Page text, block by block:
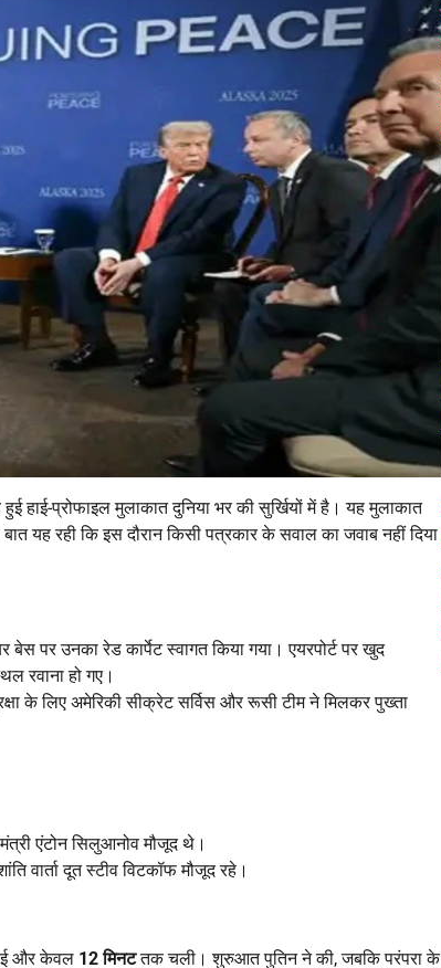
हाई-प्रोफाइल मुलाकात दुनिया भर की सुर्खियों में है। यह मुलाकात
यह रही कि इस दौरान किसी पत्रकार के सवाल का जवाब नहीं दिया
बेस पर उनका रेड कार्पेट स्वागत किया गया। एयरपोर्ट पर खुद
रवाना हो गए।
के लिए अमेरिकी सीक्रेट सर्विस और रूसी टीम ने मिलकर पुख्ता
एंटोन सिलुआनोव मौजूद थे।
वार्ता दूत स्टीव विटकॉफ मौजूद रहे।
और केवल 12मिनटतक चली। शुरुआत पुतिन ने की, जबकि परंपरा के